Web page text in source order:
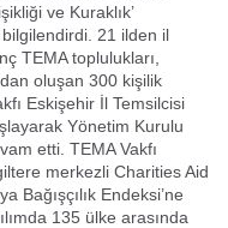
ve Kuraklık’
21 ilden il
TEMA toplulukları,
oluşan 300 kişilik
Eskişehir İl Temsilcisi
Yönetim Kurulu
etti. TEMA Vakfı
merkezli Charities Aid
Bağışçılık Endeksi’ne
135 ülke arasında